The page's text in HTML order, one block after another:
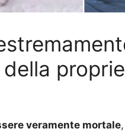
della
veramente mortale